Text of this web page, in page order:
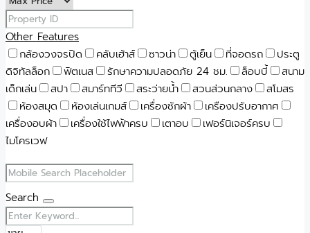
Other Features
กล้องวงจรปิด
คลับเฮ้าส์ ซาวน่า ตู้เย็น ที่จอดรถ
ประตู
ดิจิทัลล็อก
ฟิตเนส รักษาความปลอดภัย 24 ชม. ล็อบบี้
สนาม
เด็กเล่น
สปา สมาร์ททีวี สระว่ายน้ำ สวนส่วนกลาง
สโมสร
ห้องสมุด
ห้องเล่นเกมส์ เครื่องซักผ้า
เครืองปรับอากาศ
เครื่องอบผ้า
เครื่องใช้ไฟฟ้าครบ เตาอบ
เฟอร์นิเจอร์ครบ
ไมโครเวฟ
Search